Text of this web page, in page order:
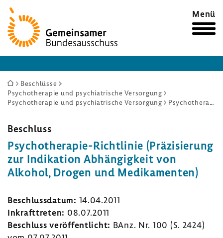
Zur
Startseite
Menü
Sie
sind
hier:
Beschlüsse
Psychotherapie und psychiatrische Versorgung
Psychotherapie und psychiatrische Versorgung
Psychotherapie-Richtlinie (Präzisierung zur Indikation Abhängigkeit von Alkohol, Drogen und Medikamenten)
Beschluss
Psychotherapie-​Richtlinie (Präzi­sie­rung
zur Indi­ka­tion Abhän­gig­keit von
Alkohol, Drogen und Medi­ka­menten)
Beschluss­datum: 14.04.2011
Inkraft­treten: 08.07.2011
Beschluss veröf­fent­licht: BAnz. Nr. 100 (S. 2424)